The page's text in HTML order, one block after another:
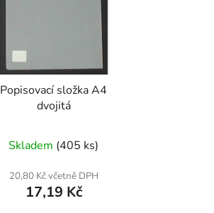
Popisovací složka A4
dvojitá
Skladem (405 ks)
20,80 Kč včetně DPH
17,19 Kč